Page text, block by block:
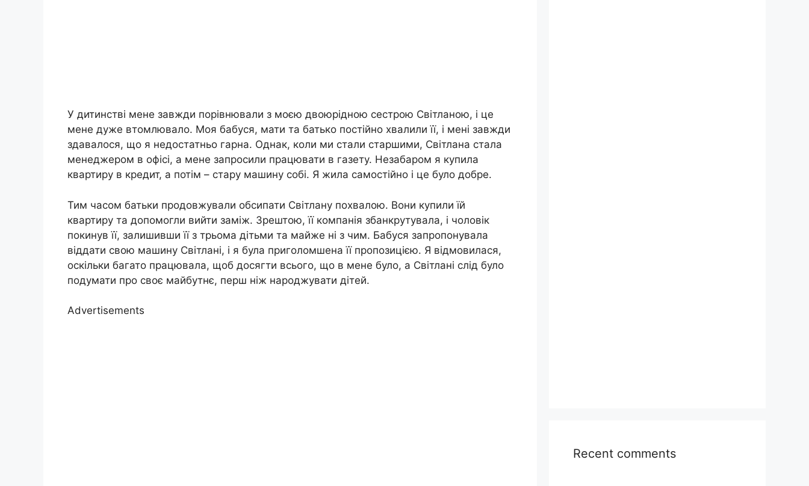
У дитинстві мене завжди порівнювали з моєю двоюрідною сестрою Світланою, і це
мене дуже втомлювало. Моя бабуся, мати та батько постійно хвалили її, і мені завжди
здавалося, що я недостатньо гарна. Однак, коли ми стали старшими, Світлана стала
менеджером в офісі, а мене запросили працювати в газету. Незабаром я купила
квартиру в кредит, а потім – стару машину собі. Я жила самостійно і це було добре.
Тим часом батьки продовжували обсипати Світлану похвалою. Вони купили їй
квартиру та допомогли вийти заміж. Зрештою, її компанія збанкрутувала, і чоловік
покинув її, залишивши її з трьома дітьми та майже ні з чим. Бабуся запропонувала
віддати свою машину Світлані, і я була приголомшена її пропозицією. Я відмовилася,
оскільки багато працювала, щоб досягти всього, що в мене було, а Світлані слід було
подумати про своє майбутнє, перш ніж народжувати дітей.
Advertisements
Recent comments